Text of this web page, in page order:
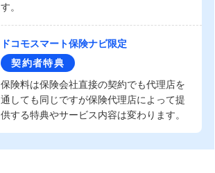
す。
ドコモスマート保険ナビ限定
契約者特典
保険料は保険会社直接の契約でも代理店を
通しても同じですが保険代理店によって提
供する特典やサービス内容は変わります。